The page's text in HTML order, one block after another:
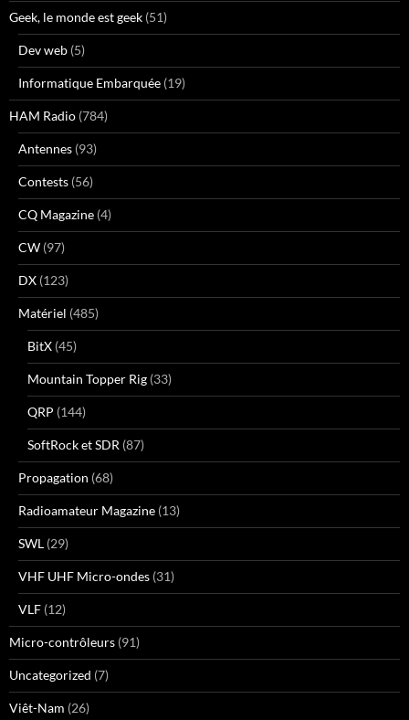
Geek, le monde est geek (51)
Dev web (5)
Informatique Embarquée (19)
HAM Radio (784)
Antennes (93)
Contests (56)
CQ Magazine (4)
CW (97)
DX (123)
Matériel (485)
BitX (45)
Mountain Topper Rig (33)
QRP (144)
SoftRock et SDR (87)
Propagation (68)
Radioamateur Magazine (13)
SWL (29)
VHF UHF Micro-ondes (31)
VLF (12)
Micro-contrôleurs (91)
Uncategorized (7)
Viêt-Nam (26)